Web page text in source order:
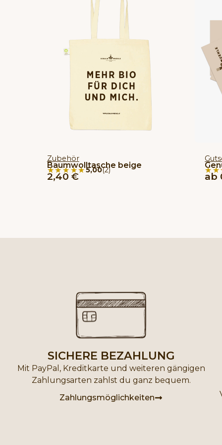
Zubehör
Baumwolltasche beige
★★★★★
★★★★★5,00(2)
2,40 € ab
SICHERE BEZAHLUNG
Mit PayPal, Kreditkarte und weiteren gängigen
Zahlungsarten zahlst du ganz bequem.
Zahlungsmöglichkeiten